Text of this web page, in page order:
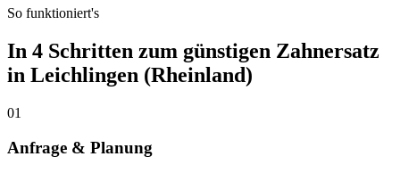
So funktioniert's
In 4 Schritten zum günstigen Zahnersatz
in Leichlingen (Rheinland)
01
Anfrage & Planung